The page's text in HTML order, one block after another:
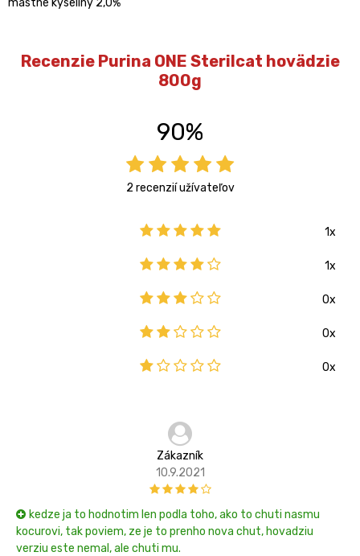
Recenzie Purina ONE Sterilcat hovädzie
800g
90%
2 recenzií užívateľov
1x
1x
0x
0x
0x
Zákazník
10.9.2021
kedze ja to hodnotim len podla toho, ako to chuti nasmu
kocurovi, tak poviem, ze je to prenho nova chut, hovadziu
verziu este nemal, ale chuti mu.